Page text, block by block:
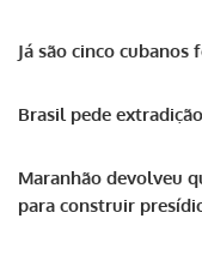
Já são cinco cubanos
Brasil pede
Maranhão devolveu
para construir